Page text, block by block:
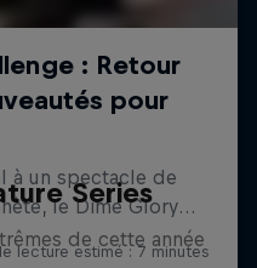
Series
de cette année